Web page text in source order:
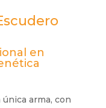
en
arma, con